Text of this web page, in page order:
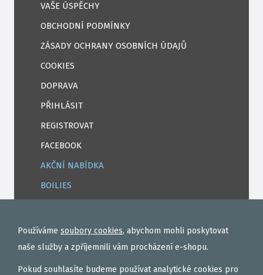
VAŠE ÚSPĚCHY
OBCHODNÍ PODMÍNKY
ZÁSADY OCHRANY OSOBNÍCH ÚDAJŮ
COOKIES
DOPRAVA
PŘIHLÁSIT
REGISTROVAT
FACEBOOK
AKČNÍ NABÍDKA
BOILIES
TEKUTÉ
OBALOVAČKY
VAŘENÝ PARTIKL
Používáme soubory cookies, abychom mohli poskytovat
naše služby a zpříjemnili vám procházení e-shopu.
Pokud souhlasíte budeme používat analytické cookies pro